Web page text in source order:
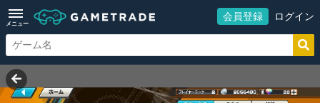
メニュー
会員登録 ログイン